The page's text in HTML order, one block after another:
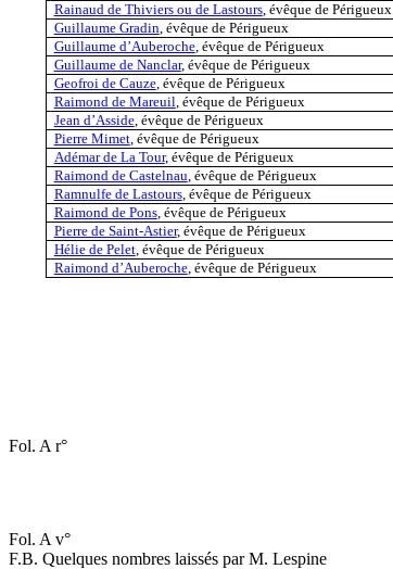
Rainaud de Thiviers ou de Lastours, évêque de Périgueux
Guillaume Gradin, évêque de Périgueux
Guillaume d’Auberoche, évêque de Périgueux
Guillaume de Nanclar, évêque de Périgueux
Geofroi de Cauze, évêque de Périgueux
Raimond de Mareuil, évêque de Périgueux
Jean d’Asside, évêque de Périgueux
Pierre Mimet, évêque de Périgueux
Adémar de La Tour, évêque de Périgueux
Raimond de Castelnau, évêque de Périgueux
Ramnulfe de Lastours, évêque de Périgueux
Raimond de Pons, évêque de Périgueux
Pierre de Saint-Astier, évêque de Périgueux
Hélie de Pelet, évêque de Périgueux
Raimond d’Auberoche, évêque de Périgueux
Fol. A r°
Fol. A v°
F.B. Quelques nombres laissés par M. Lespine